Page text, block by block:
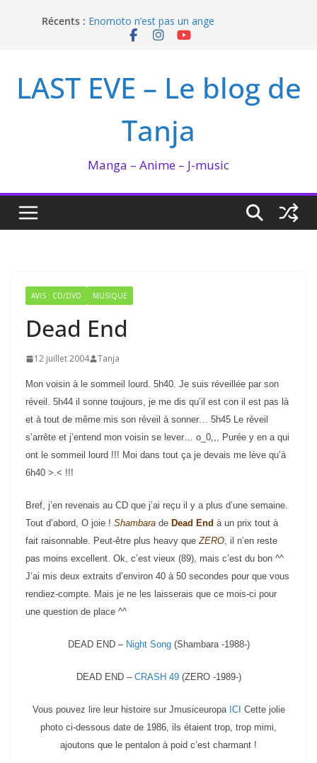
Récents : Enomoto n’est pas un ange
QUEEN BEE enflamme le Bataclan
I’m not in love de Zeniko Sumiya
LAST EVE – Le blog de
Tanja
Manga – Anime – J-music
AVIS : CD/DVD MUSIQUE
Dead End
12 juillet 2004 Tanja
Mon voisin à le sommeil lourd. 5h40. Je suis réveillée par son
réveil. 5h44 il sonne toujours, je me dis qu’il est con il est pas là
et à tout de même mis son réveil à sonner… 5h45 Le réveil
s’arrête et j’entend mon voisin se lever… o_0,,, Purée y en a qui
ont le sommeil lourd !!! Moi dans tout ça je devais me lève qu’à
6h40 >.< !!!
Bref, j’en revenais au CD que j’ai reçu il y a plus d’une semaine.
Tout d’abord, O joie ! Shambara de Dead End à un prix tout à
fait raisonnable. Peut-être plus heavy queZERO, il n’en reste
pas moins excellent. Ok, c’est vieux (89), mais c’est du bon ^^
J’ai mis deux extraits d’environ 40 à 50 secondes pour que vous
rendiez-compte. Mais je ne les laisserais que ce mois-ci pour
une question de place ^^
DEAD END – Night Song(Shambara -1988-)
DEAD END – CRASH 49(ZERO -1989-)
Vous pouvez lire leur histoire sur Jmusiceuropa ICI Cette jolie
photo ci-dessous date de 1986, ils étaient trop, trop mimi,
ajoutons que le pentalon à poid c’est charmant !